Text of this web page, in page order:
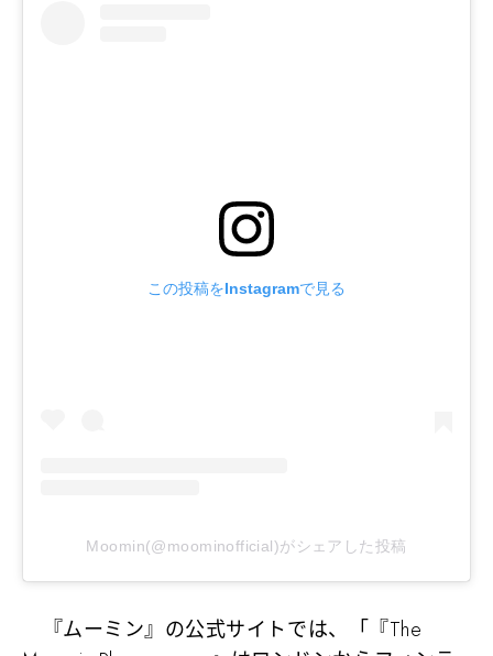
この投稿をInstagramで見る
Moomin(@moominofficial)がシェアした投稿
『ムーミン』の公式サイトでは、「『The